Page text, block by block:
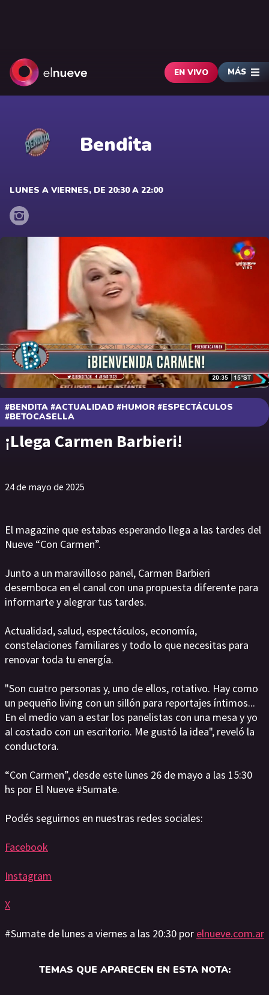
EN VIVO MÁS
Bendita
LUNES A VIERNES, DE 20:30 A 22:00
#BENDITA #ACTUALIDAD #HUMOR #ESPECTÁCULOS
#BETOCASELLA
¡Llega Carmen Barbieri!
24 de mayo de 2025
El magazine que estabas esperando llega a las tardes del
Nueve “Con Carmen”.
Junto a un maravilloso panel, Carmen Barbieri
desemboca en el canal con una propuesta diferente para
informarte y alegrar tus tardes.
Actualidad, salud, espectáculos, economía,
constelaciones familiares y todo lo que necesitas para
renovar toda tu energía.
"Son cuatro personas y, uno de ellos, rotativo. Hay como
un pequeño living con un sillón para reportajes íntimos...
En el medio van a estar los panelistas con una mesa y yo
al costado con un escritorio. Me gustó la idea", reveló la
conductora.
“Con Carmen”, desde este lunes 26 de mayo a las 15:30
hs por El Nueve #Sumate.
Podés seguirnos en nuestras redes sociales:
Facebook
Instagram
X
#Sumate de lunes a viernes a las 20:30 por elnueve.com.ar
TEMAS QUE APARECEN EN ESTA NOTA: